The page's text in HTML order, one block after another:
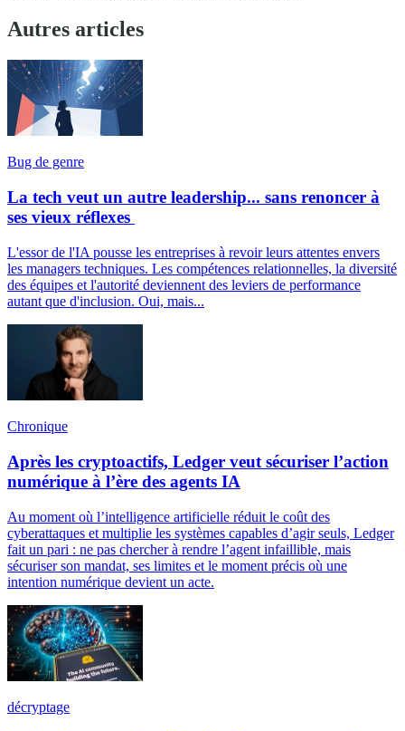
Autres articles
Bug de genre
La tech veut un autre leadership... sans renoncer à
ses vieux réflexes
L'essor de l'IA pousse les entreprises à revoir leurs attentes envers
les managers techniques. Les compétences relationnelles, la diversité
des équipes et l'autorité deviennent des leviers de performance
autant que d'inclusion. Oui, mais...
Chronique
Après les cryptoactifs, Ledger veut sécuriser l’action
numérique à l’ère des agents IA
Au moment où l’intelligence artificielle réduit le coût des
cyberattaques et multiplie les systèmes capables d’agir seuls, Ledger
fait un pari : ne pas chercher à rendre l’agent infaillible, mais
sécuriser son mandat, ses limites et le moment précis où une
intention numérique devient un acte.
décryptage